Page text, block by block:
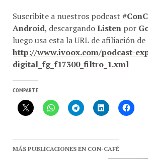
Suscribite a nuestros podcast
Android, descargandoListen por
luego usa esta la URL de afiliación
http://www.ivoox.com/podcast-
digital_fg_f17300_filtro_1.xml
COMPARTE
MÁS PUBLICACIONES EN CON-CAFÉ